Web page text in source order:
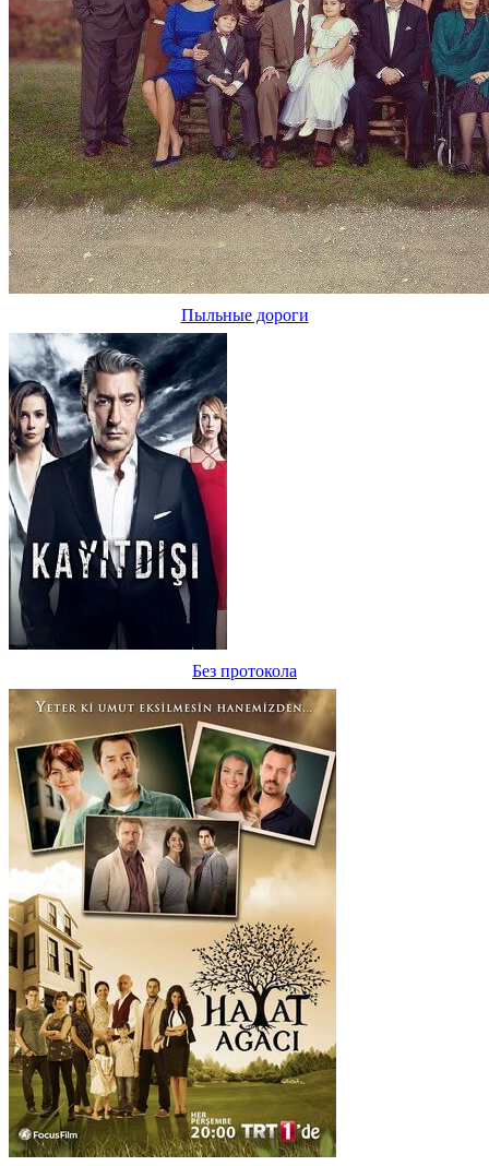
Пыльные дороги
Без протокола